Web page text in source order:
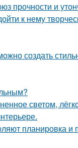
прочности и
к нему
создать
светом,
планировка и